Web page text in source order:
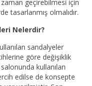
zaman geçirebilmesi için
tasarlanmış olmalıdır.
Nelerdir?
sandalyeler
göre değişiklik
kullanılan
edilse de konsepte